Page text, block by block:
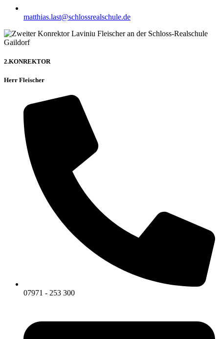
matthias.last@schlossrealschule.de
2.KONREKTOR
Herr Fleischer
07971 - 253 300